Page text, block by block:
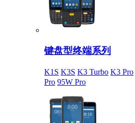
键盘型终端系列
K1S K3S K3 Turbo K3 Pro
Pro 95W Pro